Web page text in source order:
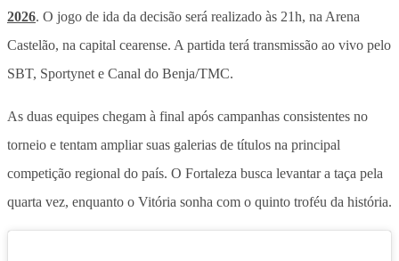
2026. O jogo de ida da decisão será realizado às 21h, na Arena
Castelão, na capital cearense. A partida terá transmissão ao vivo pelo
SBT, Sportynet e Canal do Benja/TMC.
As duas equipes chegam à final após campanhas consistentes no
torneio e tentam ampliar suas galerias de títulos na principal
competição regional do país. O Fortaleza busca levantar a taça pela
quarta vez, enquanto o Vitória sonha com o quinto troféu da história.